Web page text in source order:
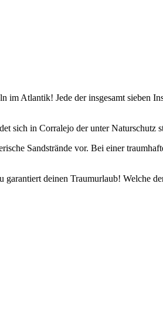
im Atlantik! Jede der insgesamt sieben
sich in Corralejo der unter Naturschutz
Sandstrände vor. Bei einer
deinen Traumurlaub! Welche